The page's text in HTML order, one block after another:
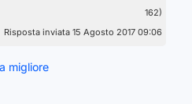
162)
Risposta inviata 15 Agosto 2017 09:06
migliore